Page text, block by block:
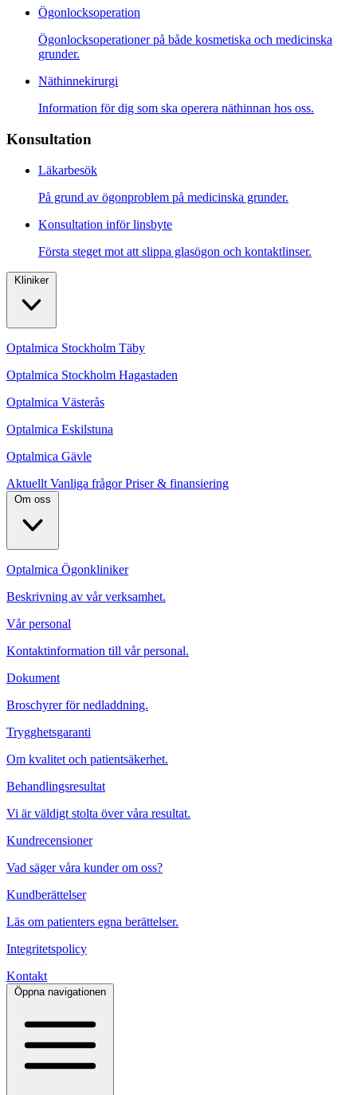
Ögonlocksoperation
Ögonlocksoperationer på både kosmetiska och medicinska
grunder.
Näthinnekirurgi
Information för dig som ska operera näthinnan hos oss.
Konsultation
Läkarbesök
På grund av ögonproblem på medicinska grunder.
Konsultation inför linsbyte
Första steget mot att slippa glasögon och kontaktlinser.
Kliniker
Optalmica Stockholm Täby
Optalmica Stockholm Hagastaden
Optalmica Västerås
Optalmica Eskilstuna
Optalmica Gävle
Aktuellt Vanliga frågorPriser & finansiering
Om oss
Optalmica Ögonkliniker
Beskrivning av vår verksamhet.
Vår personal
Kontaktinformation till vår personal.
Dokument
Broschyrer för nedladdning.
Trygghetsgaranti
Om kvalitet och patientsäkerhet.
Behandlingsresultat
Vi är väldigt stolta över våra resultat.
Kundrecensioner
Vad säger våra kunder om oss?
Kundberättelser
Läs om patienters egna berättelser.
Integritetspolicy
Kontakt
Öppna navigationen